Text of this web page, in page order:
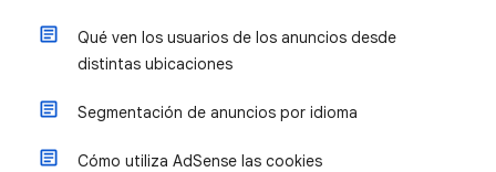
Qué ven los usuarios de los anuncios desde
distintas ubicaciones
Segmentación de anuncios por idioma
Cómo utiliza AdSense las cookies